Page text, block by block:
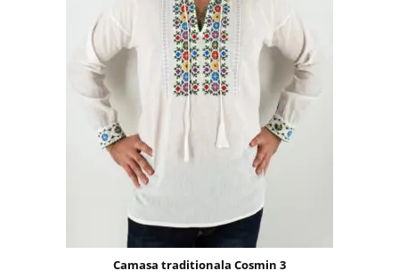
Camasa traditionala Cosmin 3